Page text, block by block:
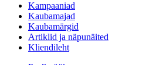
Kampaaniad
Kaubamajad
Kaubamärgid
Artiklid ja näpunäited
Kliendileht